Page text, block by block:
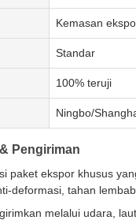
Kemasan
Standar
100% teruji
Ningbo/
Pengiriman
paket ekspor khusus
deformasi, tahan
melalui udara,